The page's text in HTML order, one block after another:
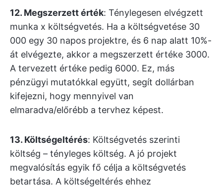
12. Megszerzett érték: Ténylegesen elvégzett
munka x költségvetés. Ha a költségvetése 30
000 egy 30 napos projektre, és 6 nap alatt 10%-
át elvégezte, akkor a megszerzett értéke 3000.
A tervezett értéke pedig 6000. Ez, más
pénzügyi mutatókkal együtt, segít dollárban
kifejezni, hogy mennyivel van
elmaradva/előrébb a tervhez képest.
13. Költségeltérés: Költségvetés szerinti
költség – tényleges költség. A jó projekt
megvalósítás egyik fő célja a költségvetés
betartása. A költségeltérés ehhez